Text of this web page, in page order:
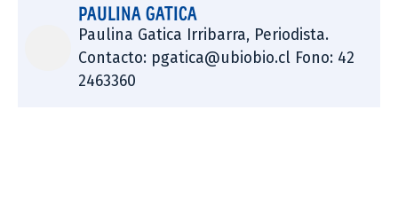
PAULINA GATICA
Paulina Gatica Irribarra, Periodista.
Contacto: pgatica@ubiobio.cl Fono: 42
2463360